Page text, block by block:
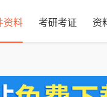
资料 考研考证 资